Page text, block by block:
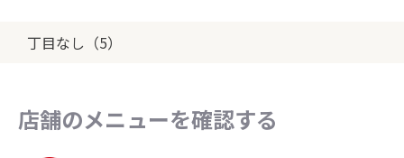
丁目なし（5）
店舗のメニューを確認する